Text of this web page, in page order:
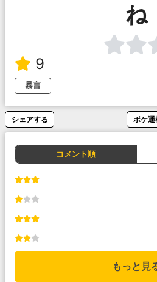
ね
9
暴言
シェアする ボケ通
コメント順
もっと見